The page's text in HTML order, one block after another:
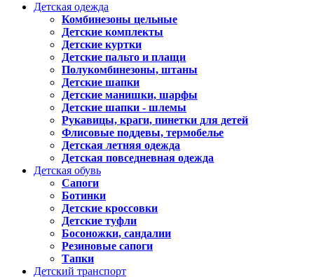
Детская одежда
Комбинезоны цельные
Детские комплекты
Детские куртки
Детские пальто и плащи
Полукомбинезоны, штаны
Детские шапки
Детские манишки, шарфы
Детские шапки - шлемы
Рукавицы, краги, пинетки для детей
Флисовые поддевы, термобелье
Детская летняя одежда
Детская повседневная одежда
Детская обувь
Сапоги
Ботинки
Детские кроссовки
Детские туфли
Босоножки, сандалии
Резиновые сапоги
Тапки
Детский транспорт